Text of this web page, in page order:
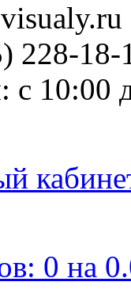
228-18-
с 10:00
0 на